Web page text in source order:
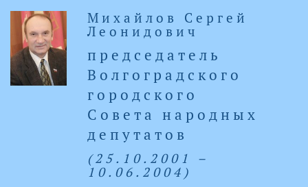
Михайлов Сергей
Леонидович
председатель
Волгоградского
городского
Совета народных
депутатов
(25.10.2001 –
10.06.2004)